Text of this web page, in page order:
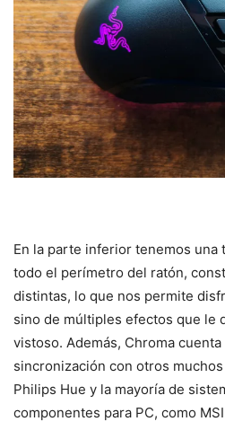
En la parte inferior tenemos una
todo el perímetro del ratón,
distintas, lo que nos permite
sino de múltiples efectos que le
vistoso. Además, Chroma
sincronización con otros
Philips Hue y la mayoría de
componentes para PC, como